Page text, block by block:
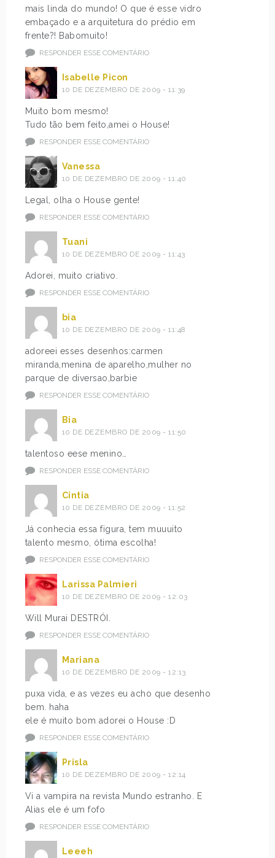
mais linda do mundo! O que é esse vidro
embaçado e a arquitetura do prédio em
frente?! Babomuito!
RESPONDER ESSE COMENTÁRIO
Isabelle Picon
10 DE DEZEMBRO DE 2009 - 11:39
Muito bom mesmo!
Tudo tão bem feito,amei o House!
RESPONDER ESSE COMENTÁRIO
Vanessa
10 DE DEZEMBRO DE 2009 - 11:40
Legal, olha o House gente!
RESPONDER ESSE COMENTÁRIO
Tuani
10 DE DEZEMBRO DE 2009 - 11:43
Adorei, muito criativo.
RESPONDER ESSE COMENTÁRIO
bia
10 DE DEZEMBRO DE 2009 - 11:48
adoreei esses desenhos:carmen
miranda,menina de aparelho,mulher no
parque de diversao,barbie
RESPONDER ESSE COMENTÁRIO
Bia
10 DE DEZEMBRO DE 2009 - 11:50
talentoso eese menino…
RESPONDER ESSE COMENTÁRIO
Cintia
10 DE DEZEMBRO DE 2009 - 11:52
Já conhecia essa figura, tem muuuito
talento mesmo, ótima escolha!
RESPONDER ESSE COMENTÁRIO
Larissa Palmieri
10 DE DEZEMBRO DE 2009 - 12:03
Will Murai DESTRÓI.
RESPONDER ESSE COMENTÁRIO
Mariana
10 DE DEZEMBRO DE 2009 - 12:13
puxa vida, e as vezes eu acho que desenho
bem. haha
ele é muito bom adorei o House :D
RESPONDER ESSE COMENTÁRIO
Prisla
10 DE DEZEMBRO DE 2009 - 12:14
Vi a vampira na revista Mundo estranho. E
Alias ele é um fofo
RESPONDER ESSE COMENTÁRIO
Leeeh